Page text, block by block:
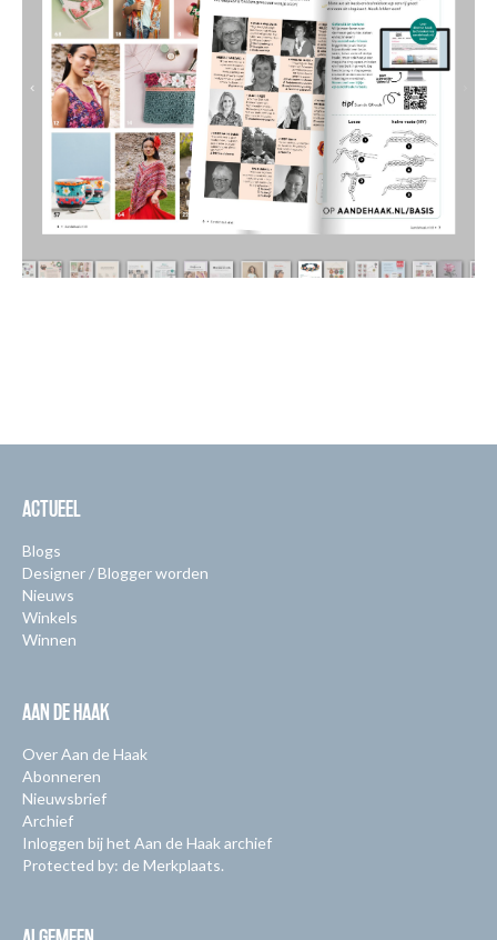
ACTUEEL
Blogs
Designer / Blogger worden
Nieuws
Winkels
Winnen
AAN DE HAAK
Over Aan de Haak
Abonneren
Nieuwsbrief
Archief
Inloggen bij het Aan de Haak archief
Protected by: de Merkplaats.